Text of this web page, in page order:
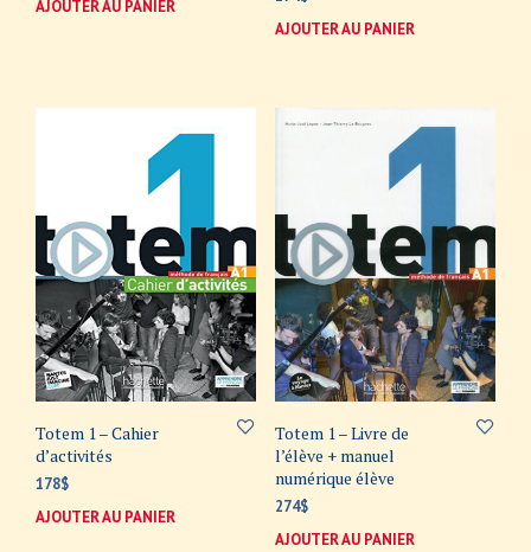
AJOUTER AU PANIER
AJOUTER AU PANIER
Totem 1 – Cahier
d’activités
178$
AJOUTER AU PANIER
Totem 1 – Livre de
l’élève + manuel
numérique élève
274$
AJOUTER AU PANIER